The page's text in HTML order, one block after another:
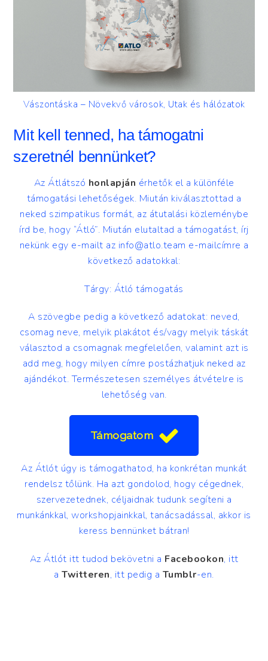
Vászontáska – Növekvő városok, Utak és hálózatok
Mit kell tenned, ha támogatni
szeretnél bennünket?
Az Átlátszó honlapján érhetők el a különféle
támogatási lehetőségek. Miután kiválasztottad a
neked szimpatikus formát, az átutalási közleménybe
írd be, hogy “Átló”. Miután elutaltad a támogatást, írj
nekünk egy e-mailt az info@atlo.team e-mailcímre a
következő adatokkal:
Tárgy: Átló támogatás
A szövegbe pedig a következő adatokat: neved,
csomag neve, melyik plakátot és/vagy melyik táskát
választod a csomagnak megfelelően, valamint azt is
add meg, hogy milyen címre postázhatjuk neked az
ajándékot. Természetesen személyes átvételre is
lehetőség van.
Támogatom
Az Átlót úgy is támogathatod, ha konkrétan munkát
rendelsz tőlünk. Ha azt gondolod, hogy cégednek,
szervezetednek, céljaidnak tudunk segíteni a
munkánkkal, workshopjainkkal, tanácsadással, akkor is
keress bennünket bátran!
Az Átlót itt tudod bekövetni a Facebookon, itt
aTwitteren, itt pedig a Tumblr-en.